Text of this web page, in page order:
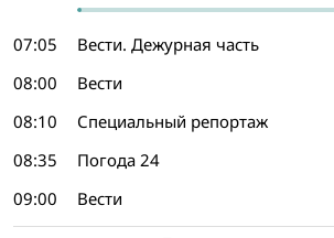
07:05
Вести. Дежурная часть
08:00
Вести
08:10
Специальный репортаж
08:35
Погода 24
09:00
Вести